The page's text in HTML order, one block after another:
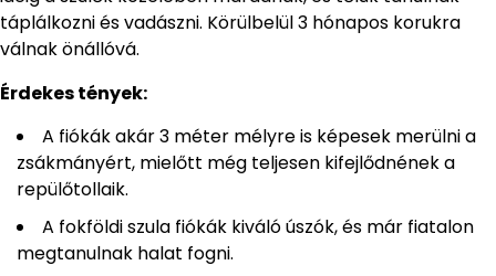
táplálkozni és vadászni. Körülbelül 3 hónapos korukra
válnak önállóvá.
Érdekes tények:
A fiókák akár 3 méter mélyre is képesek merülni a
zsákmányért, mielőtt még teljesen kifejlődnének a
repülőtollaik.
A fokföldi szula fiókák kiváló úszók, és már fiatalon
megtanulnak halat fogni.